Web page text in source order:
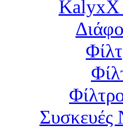
KalyxX
Συσκευές